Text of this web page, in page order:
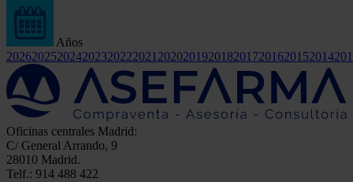
Años
202620252024202320222021 2020201920182017201620152014
Oficinas centrales Madrid:
C/ General Arrando, 9
28010 Madrid.
Telf.: 914 488 422